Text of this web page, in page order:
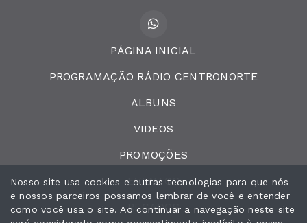
PÁGINA INICIAL
PROGRAMAÇÃO RÁDIO CENTRONORTE
ALBUNS
VIDEOS
PROMOÇÕES
EVENTOS
RECADOS
Nosso site usa cookies e outras tecnologias para que nós
e nossos parceiros possamos lembrar de você e entender
como você usa o site. Ao continuar a navegação neste site